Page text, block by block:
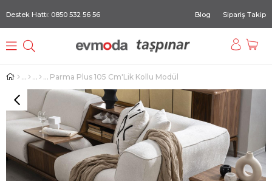
Destek Hattı: 0850 532 56 56 Blog Sipariş Takip
Parma Plus 105 Cm'Lik Kollu Modül